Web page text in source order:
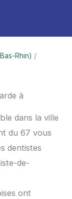
Rhin) /
à
dans la ville
du 67 vous
dentistes
de-
ont